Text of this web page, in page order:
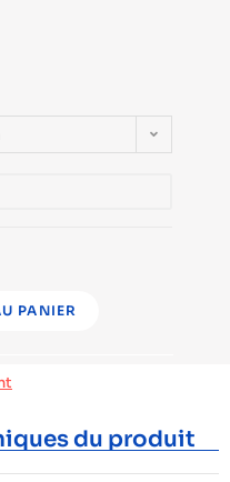
PANIER
du produit